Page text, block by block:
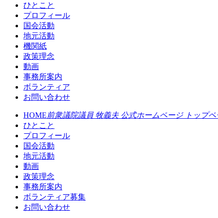
ひとこと
プロフィール
国会活動
地元活動
機関紙
政策理念
動画
事務所案内
ボランティア
お問い合わせ
HOME前衆議院議員 牧義夫 公式ホームページ トップペ
ひとこと
プロフィール
国会活動
地元活動
動画
政策理念
事務所案内
ボランティア募集
お問い合わせ